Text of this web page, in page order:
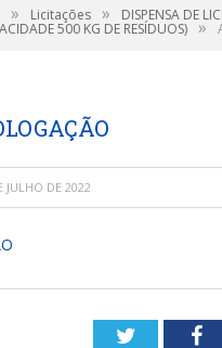
» Licitações » DISPENSA DE
500 KG DE RESÍDUOS) »
JULHO DE 2022
Twitter